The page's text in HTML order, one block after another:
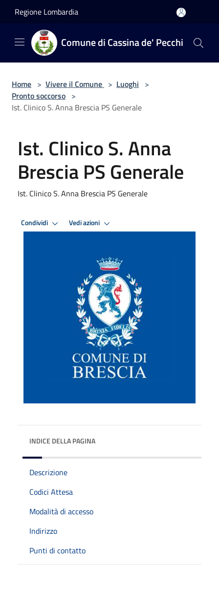
Regione Lombardia
Comune di Cassina de' Pecchi
Home > Vivere il Comune > Luoghi >
Pronto soccorso >
Ist. Clinico S. Anna Brescia PS Generale
Ist. Clinico S. Anna
Brescia PS Generale
Ist. Clinico S. Anna Brescia PS Generale
Condividi Vedi azioni
INDICE DELLA PAGINA
Descrizione
Codici Attesa
Modalità di accesso
Indirizzo
Punti di contatto